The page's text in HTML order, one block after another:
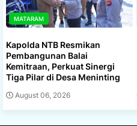
MATARAM
Kapolda NTB Resmikan
Pembangunan Balai
Kemitraan, Perkuat Sinergi
Tiga Pilar di Desa Meninting
August 06, 2026